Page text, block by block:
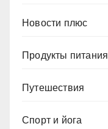
Новости плюс
Продукты питания
Путешествия
Спорт и йога